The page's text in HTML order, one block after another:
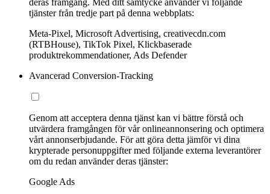
deras framgång. Med ditt samtycke använder vi följande
tjänster från tredje part på denna webbplats:
Meta-Pixel, Microsoft Advertising, creativecdn.com
(RTBHouse), TikTok Pixel, Klickbaserade
produktrekommendationer, Ads Defender
Avancerad Conversion-Tracking
Genom att acceptera denna tjänst kan vi bättre förstå och
utvärdera framgången för vår onlineannonsering och optimera
vårt annonserbjudande. För att göra detta jämför vi dina
krypterade personuppgifter med följande externa leverantörer
om du redan använder deras tjänster:
Google Ads